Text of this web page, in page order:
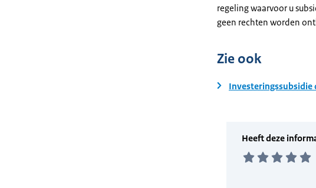
regeling waarvoor u
geen rechten worden
Zie ook
Investeringssubsidie